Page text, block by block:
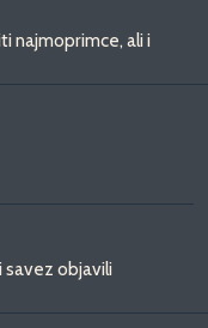
najmoprimce, ali i
savez objavili